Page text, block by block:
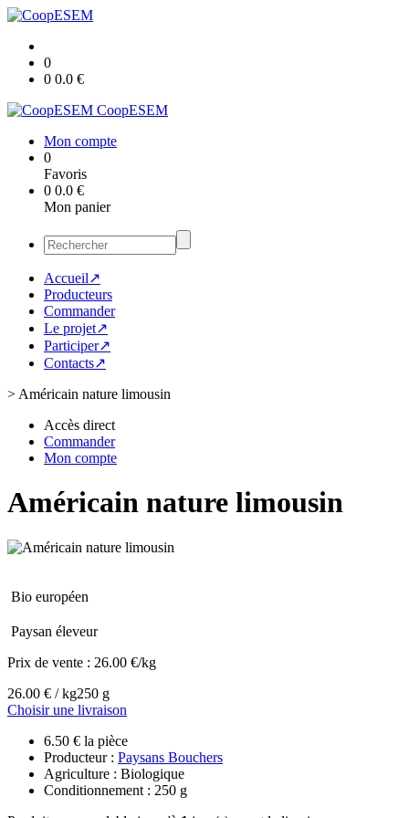
0
0 0.0 €
CoopESEM
Mon compte
0
Favoris
0 0.0 €
Mon panier
Accueil↗
Producteurs
Commander
Le projet↗
Participer↗
Contacts↗
> Américain nature limousin
Accès direct
Commander
Mon compte
Américain nature limousin
Bio européen
Paysan éleveur
Prix de vente : 26.00 €/kg
26.00 € / kg250 g
Choisir une livraison
6.50 € la pièce
Producteur : Paysans Bouchers
Agriculture : Biologique
Conditionnement : 250 g